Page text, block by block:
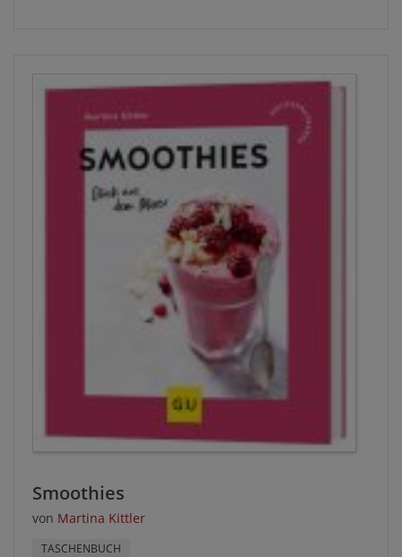
Smoothies
von Martina Kittler
TASCHENBUCH